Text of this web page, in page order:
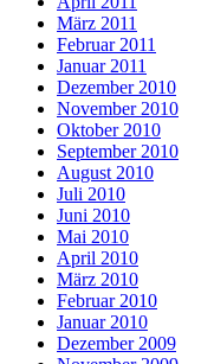
März 2011
Februar 2011
Januar 2011
Dezember 2010
November 2010
Oktober 2010
September 2010
August 2010
Juli 2010
Juni 2010
Mai 2010
April 2010
März 2010
Februar 2010
Januar 2010
Dezember 2009